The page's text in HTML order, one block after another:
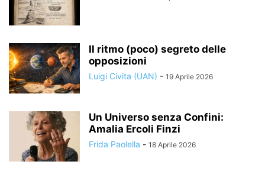
Il ritmo (poco) segreto delle
opposizioni
Luigi Civita (UAN) - 19 Aprile 2026
Un Universo senza Confini:
Amalia Ercoli Finzi
Frida Paolella - 18 Aprile 2026